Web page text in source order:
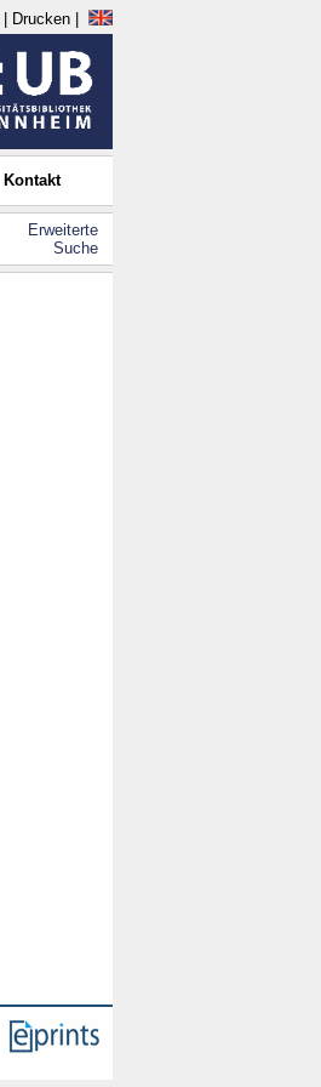
Drucken
Kontakt
Erweiterte
Suche